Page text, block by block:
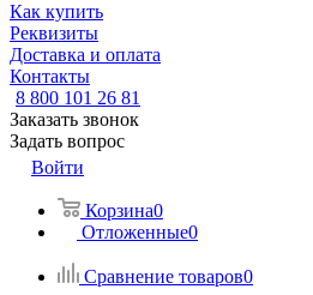
Как купить
Реквизиты
Доставка и оплата
Контакты
8 800 101 26 81
Заказать звонок
Задать вопрос
Войти
Корзина0
Отложенные0
Сравнение товаров0